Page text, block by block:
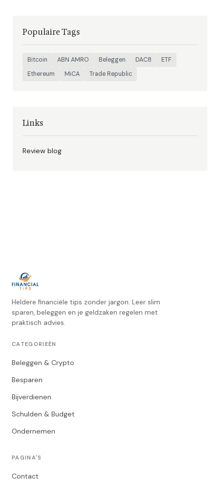
Populaire Tags
Bitcoin ABN AMRO Beleggen DAC8
ETF
Ethereum
MiCA Trade Republic
Links
Review blog
Heldere financiële tips zonder jargon. Leer slim
sparen, beleggen en je geldzaken regelen met
praktisch advies.
CATEGORIEËN
Beleggen & Crypto
Besparen
Bijverdienen
Schulden & Budget
Ondernemen
PAGINA'S
Contact